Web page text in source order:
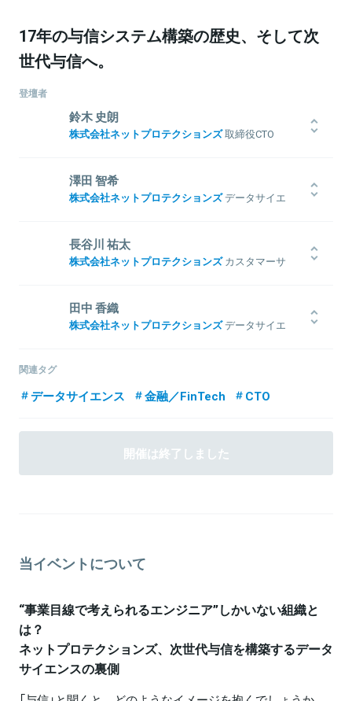
17年の与信システム構築の歴史、そして次
世代与信へ。
登壇者
鈴木 史朗
株式会社ネットプロテクションズ取締役CTO
造計画研究所に入社。その後のテクマトリックス株式会社までの経
歴を通じて、コンピュータ・シミュレーションや金融計算など、数
理技術を活用した研究開発に従事。2002年に株式会社ネットプロテ
業や海外進出を支援し、現在はCreditTech分野を中心にデータサイ
エンス施策を推進している。
関連情報をみる
澤田 智希
株式会社ネットプロテクションズデータサイエ
クションズに新卒入社。法人営業、マーケティング、営業企画を経
た上で、インターン活用・新卒研修を推進。全社員の生産性向上の
の検討・推進を担う。
長谷川 祐太
株式会社ネットプロテクションズカスタマーサ
へ入社。入社後は、カスタマーサービスグループに配属しNP後払い
の企画及び運用に関わる。
土醸成・全社年度予算、中期経営計画策定にも参画。
現在は、ネットプロテクションズの決済を世の中のスタンダードに
するためのあらゆる活動に尽力中
田中 香織
株式会社ネットプロテクションズデータサイエ
東京大学大学院博士課程で生命情報科学を専攻。肥満や糖尿病で生
じている代謝異常をデータ分析から捉える研究に従事。ネットプロ
テクションズのフラットな社風と、独自の信用情報のデータ分析に
関連タグ
データサイエンス 金融／FinTech CTO
開催は終了しました
当イベントについて
“事業目線で考えられるエンジニア”しかいない組織と
は？
ネットプロテクションズ、次世代与信を構築するデータ
サイエンスの裏側